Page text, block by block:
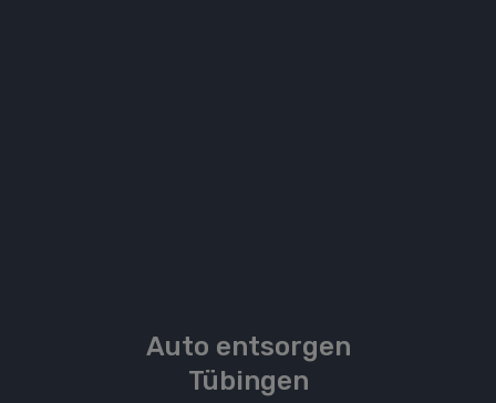
Auto entsorgen
Tübingen